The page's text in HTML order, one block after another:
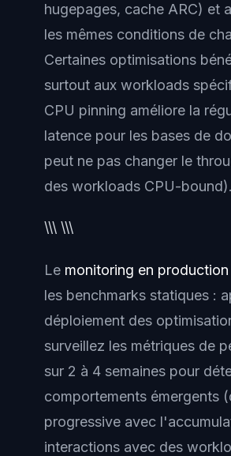
hugepages, cache ARC) et
les mêmes conditions de
Certaines optimisations
surtout aux workloads
CPU pinning améliore la
latence pour les bases de
peut ne pas changer le
des workloads CPU-bound).
\\\ \\\
Le monitoring en production
les benchmarks statiques :
déploiement des
surveillez les métriques de
sur 2 à 4 semaines pour
comportements émergents
progressive avec
interactions avec des